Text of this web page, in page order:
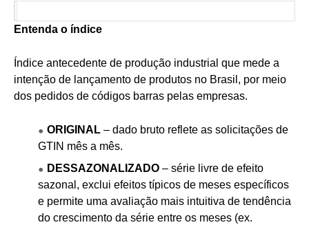
Entenda o índice
Índice antecedente de produção industrial que mede a
intenção de lançamento de produtos no Brasil, por meio
dos pedidos de códigos barras pelas empresas.
ORIGINAL – dado bruto reflete as solicitações de
GTIN mês a mês.
DESSAZONALIZADO – série livre de efeito
sazonal, exclui efeitos típicos de meses específicos
e permite uma avaliação mais intuitiva de tendência
do crescimento da série entre os meses (ex.